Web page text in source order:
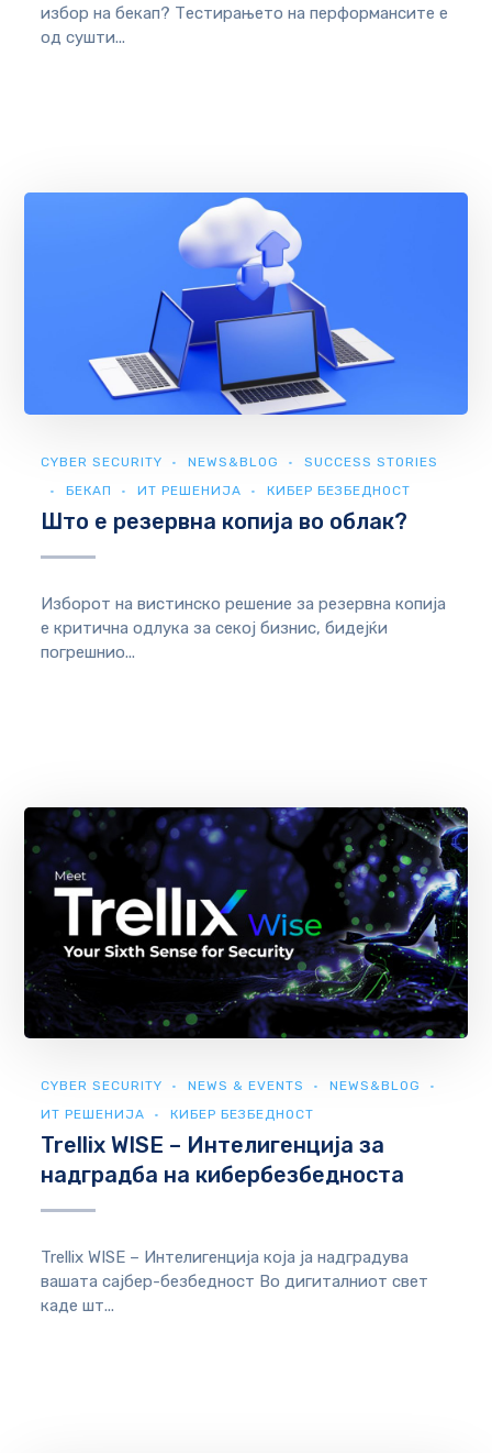
избор на бекап? Тестирањето на перформансите е
од сушти...
CYBER SECURITY NEWS&BLOG
SUCCESS STORIES
БЕКАП
ИТ РЕШЕНИЈА КИБЕР БЕЗБЕДНОСТ
Што е резервна копија во облак?
Изборот на вистинско решение за резервна копија
е критична одлука за секој бизнис, бидејќи
погрешнио...
CYBER SECURITY NEWS & EVENTS
NEWS&BLOG
ИТ РЕШЕНИЈА
КИБЕР БЕЗБЕДНОСТ
Trellix WISE – Интелигенција за
надградба на кибербезбедноста
Trellix WISE – Интелигенција која ја надградува
вашата сајбер-безбедност Во дигиталниот свет
каде шт...